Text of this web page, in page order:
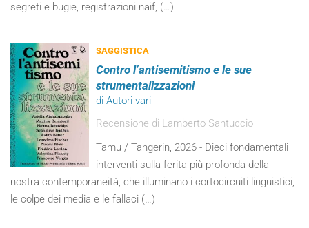
segreti e bugie, registrazioni naif, (…)
SAGGISTICA
Contro l’antisemitismo e le sue
strumentalizzazioni
di Autori vari
Recensione di Lamberto Santuccio
Tamu / Tangerin, 2026 - Dieci fondamentali
interventi sulla ferita più profonda della
nostra contemporaneità, che illuminano i cortocircuiti linguistici,
le colpe dei media e le fallaci (…)